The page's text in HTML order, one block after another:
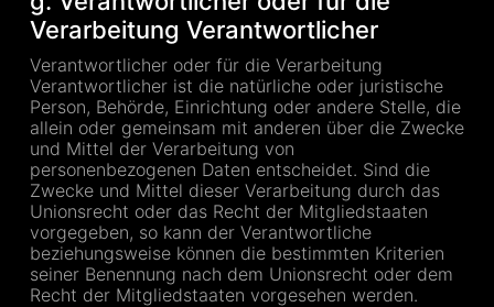
Verarbeitung Verantwortlicher
Verantwortlicher oder für die Verarbeitung
Verantwortlicher ist die natürliche oder juristische
Person, Behörde, Einrichtung oder andere Stelle, die
allein oder gemeinsam mit anderen über die Zwecke
und Mittel der Verarbeitung von
personenbezogenen Daten entscheidet. Sind die
Zwecke und Mittel dieser Verarbeitung durch das
Unionsrecht oder das Recht der Mitgliedstaaten
vorgegeben, so kann der Verantwortliche
beziehungsweise können die bestimmten Kriterien
seiner Benennung nach dem Unionsrecht oder dem
Recht der Mitgliedstaaten vorgesehen werden.